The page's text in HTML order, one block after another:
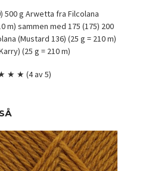
500 g Arwetta fra Filcolana
m) sammen med 175 (175) 200
(Mustard 136) (25 g = 210 m)
(25 g = 210 m)
★ ★ (4 av 5)